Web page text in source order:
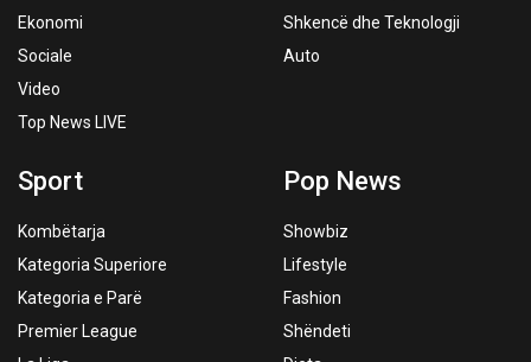
Ekonomi
Sociale
Video
Top News LIVE
Shkencë dhe Teknologji
Auto
Sport
Kombëtarja
Kategoria Superiore
Kategoria e Parë
Premier League
Pop News
Showbiz
Lifestyle
Fashion
Shëndeti